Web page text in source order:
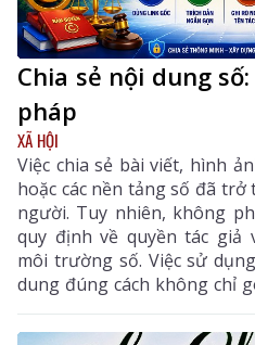
Chia sẻ nội dung
pháp
XÃ HỘI
Việc chia sẻ bài viết, hình
hoặc các nền tảng số đã
người. Tuy nhiên, không
quy định về quyền tác giả
môi trường số. Việc sử
dung đúng cách không chỉ
tuệ của tác giả, mà còn
vi phạm pháp luật khi tham